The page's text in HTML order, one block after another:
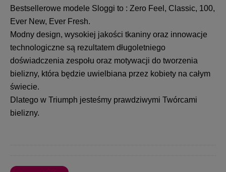
Bestsellerowe modele Sloggi to : Zero Feel, Classic, 100,
Ever New, Ever Fresh.
Modny design, wysokiej jakości tkaniny oraz innowacje
technologiczne są rezultatem długoletniego
doświadczenia zespołu oraz motywacji do tworzenia
bielizny, która będzie uwielbiana przez kobiety na całym
świecie.
Dlatego w Triumph jesteśmy prawdziwymi Twórcami
bielizny.